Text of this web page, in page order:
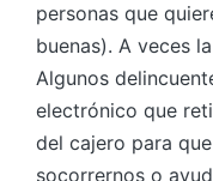
personas que
buenas). A veces
Algunos
electrónico que
del cajero para
socorrernos o